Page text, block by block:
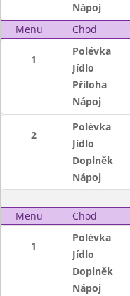
Nápoj
Menu
Chod
1
Polévka
Jídlo
Příloha
Nápoj
2
Polévka
Jídlo
Doplněk
Nápoj
Menu Chod
1
Polévka
Jídlo
Doplněk
Nápoj